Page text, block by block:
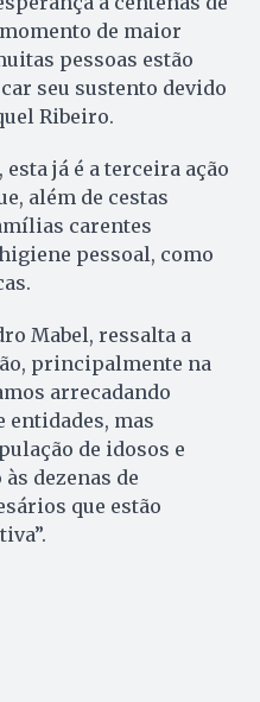
de maior
pessoas estão
seu sustento devido
Ribeiro.
já é a terceira ação
além de cestas
carentes
pessoal, como
Mabel, ressalta a
principalmente na
arrecadando
entidades, mas
de idosos e
dezenas de
que estão